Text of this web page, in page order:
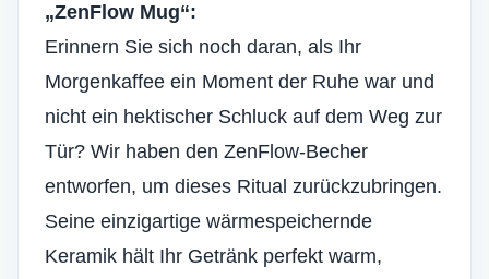
„ZenFlow Mug“:
Erinnern Sie sich noch daran, als Ihr
Morgenkaffee ein Moment der Ruhe war und
nicht ein hektischer Schluck auf dem Weg zur
Tür? Wir haben den ZenFlow-Becher
entworfen, um dieses Ritual zurückzubringen.
Seine einzigartige wärmespeichernde
Keramik hält Ihr Getränk perfekt warm,